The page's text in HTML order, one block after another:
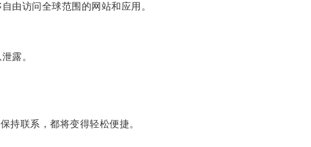
访问全球范围的网站和应用。
露。
联系，都将变得轻松便捷。